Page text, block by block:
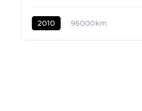
2010
96000km